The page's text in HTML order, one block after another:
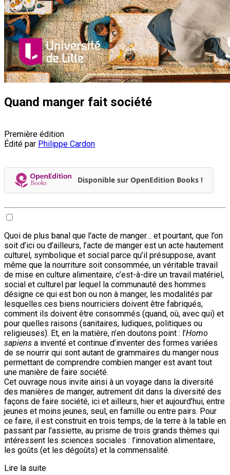
Quand manger fait société
Première édition
Édité par Philippe Cardon
Disponible sur OpenEdition Books !
Quoi de plus banal que l'acte de manger… et pourtant, que l’on
soit d’ici ou d’ailleurs, l’acte de manger est un acte hautement
culturel, symbolique et social parce qu’il présuppose, avant
même que la nourriture soit consommée, un véritable travail
de mise en culture alimentaire, c’est-à-dire un travail matériel,
social et culturel par lequel la communauté des hommes
désigne ce qui est bon ou non à manger, les modalités par
lesquelles ces biens nourriciers doivent être fabriqués,
comment ils doivent être consommés (quand, où, avec qui) et
pour quelles raisons (sanitaires, ludiques, politiques ou
religieuses). Et, en la matière, n’en doutons point : l’Homo
sapiens a inventé et continue d’inventer des formes variées
de se nourrir qui sont autant de grammaires du manger nous
permettant de comprendre combien manger est avant tout
une manière de faire société.
Cet ouvrage nous invite ainsi à un voyage dans la diversité
des manières de manger, autrement dit dans la diversité des
façons de faire société, ici et ailleurs, hier et aujourd’hui, entre
jeunes et moins jeunes, seul, en famille ou entre pairs. Pour
ce faire, il est construit en trois temps, de la terre à la table en
passant par l’assiette, au prisme de trois grands thèmes qui
intéressent les sciences sociales : l’innovation alimentaire,
les goûts (et les dégoûts) et la commensalité.
Lire la suite